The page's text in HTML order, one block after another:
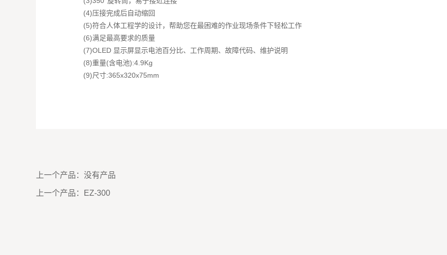
(4)压接完成后自动缩回
(5)符合人体工程学的设计，帮助您在最困难的作业现场条件下轻松工作
(6)满足最高要求的质量
(7)OLED 显示屏显示电池百分比、工作周期、故障代码、维护说明
(8)重量(含电池):4.9Kg
(9)尺寸:365x320x75mm
上一个产品： 没有产品
上一个产品： EZ-300